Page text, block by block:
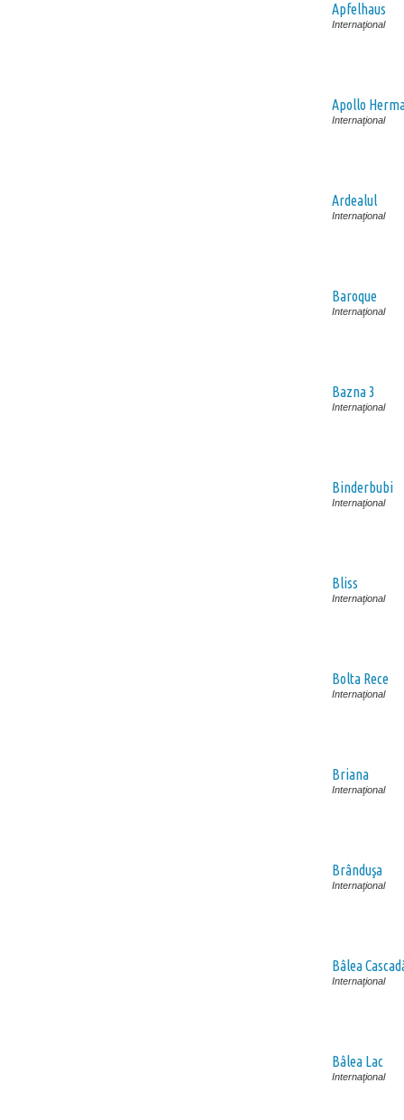
Apfelhaus
Internaţional
Apollo
Internaţional
Ardealul
Internaţional
Baroque
Internaţional
Bazna 3
Internaţional
Binderbubi
Internaţional
Bliss
Internaţional
Bolta Rece
Internaţional
Briana
Internaţional
Brânduşa
Internaţional
Bâlea
Internaţional
Bâlea Lac
Internaţional